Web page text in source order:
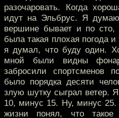
разочаровать. Когда
идут на Эльбрус. Я
вершине бывает и по
была такая плохая погода
я думал, что буду один.
мной были видны
забросили спортсменов
было порядка десяти
злую шутку сыграл ветер.
10, минус 15. Ну, минус
жизни понял, что